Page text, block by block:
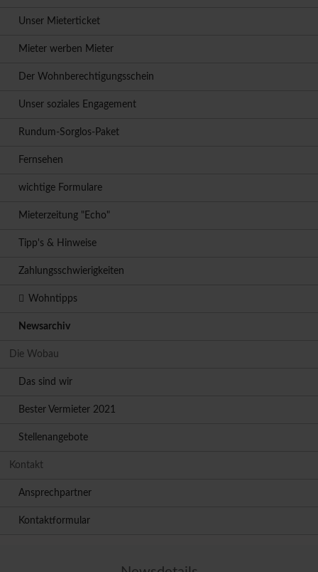
Unser Mieterticket
Mieter werben Mieter
Der Wohnberechtigungsschein
Unser soziales Engagement
Rundum-Sorglos-Paket
Fernsehen
wichtige Formulare
Mieterzeitung "Echo"
Tipp's & Hinweise
Zahlungsschwierigkeiten
Wohntipps
Newsarchiv
Die Wobau
Das sind wir
Bester Vermieter 2021
Stellenangebote
Kontakt
Ansprechpartner
Kontaktformular